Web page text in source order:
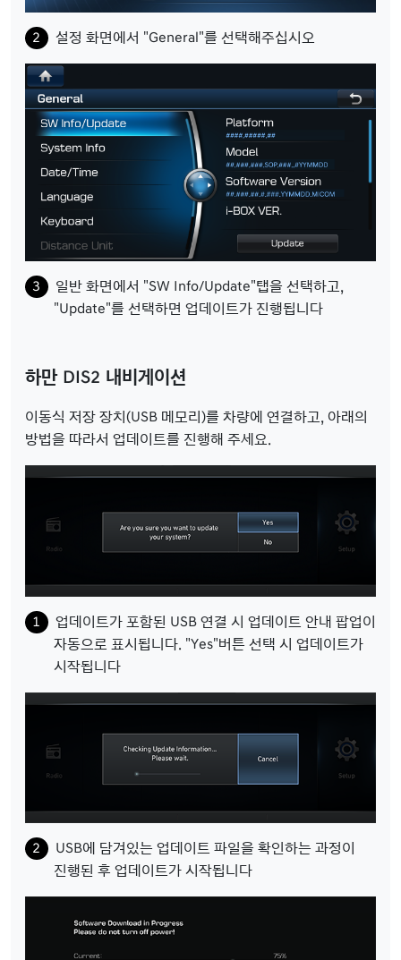
설정 화면에서 "General"를 선택해주십시오
일반 화면에서 "SW Info/Update"탭을 선택하고,
"Update"를 선택하면 업데이트가 진행됩니다
하만 DIS2 내비게이션
이동식 저장 장치(USB 메모리)를 차량에 연결하고, 아래의
방법을 따라서 업데이트를 진행해 주세요.
업데이트가 포함된 USB 연결 시 업데이트 안내 팝업이
자동으로 표시됩니다. "Yes"버튼 선택 시 업데이트가
시작됩니다
USB에 담겨있는 업데이트 파일을 확인하는 과정이
진행된 후 업데이트가 시작됩니다